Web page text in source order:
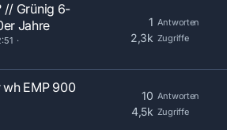
// Grünig 6-
Jahre
Antworten
1
Zugriffe
2,3k
EMP 900
Antworten
10
Zugriffe
4,5k